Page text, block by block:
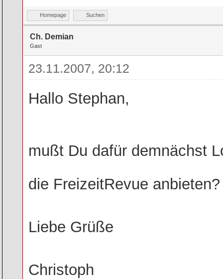
Homepage Suchen
Ch. Demian
Gast
23.11.2007, 20:12
Hallo Stephan,
mußt Du dafür demnächst
die FreizeitRevue anbieten?
Liebe Grüße
Christoph